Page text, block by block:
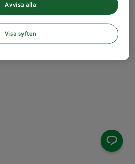
Avvisa alla
Visa syften